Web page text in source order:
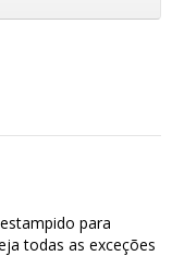
para
todas as exceções